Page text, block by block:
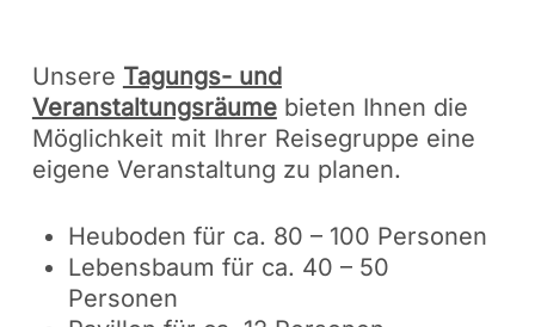
Unsere Tagungs- und
Veranstaltungsräumebieten Ihnen die
Möglichkeit mit Ihrer Reisegruppe eine
eigene Veranstaltung zu planen.
Heuboden für ca. 80 – 100 Personen
Lebensbaum für ca. 40 – 50
Personen